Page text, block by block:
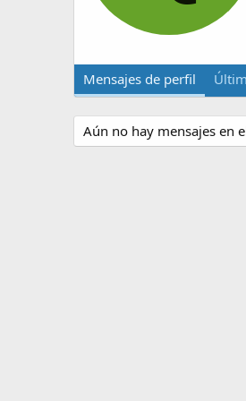
Mensajes de perfil
Aún no hay mensajes en